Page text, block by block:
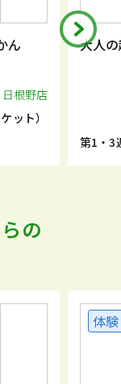
根野店
ト）
大人の
第1・3
の
体験